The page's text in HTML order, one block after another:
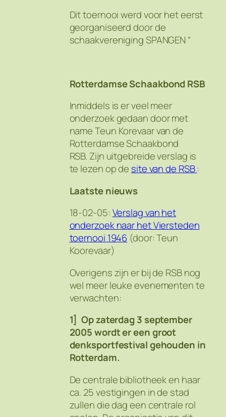
Dit toernooi werd voor het eerst
georganiseerd door de
schaakvereniging SPANGEN “
Rotterdamse Schaakbond RSB
Inmiddels is er veel meer
onderzoek gedaan door met
name Teun Korevaar van de
Rotterdamse Schaakbond
RSB. Zijn uitgebreide verslag is
te lezen op de site van de RSB:
Laatste nieuws
18-02-05:Verslag van het
onderzoek naar het Viersteden
toernooi 1946 (door: Teun
Koorevaar)
Overigens zijn er bij de RSB nog
wel meer leuke evenementen te
verwachten:
1] Op zaterdag 3 september
2005 wordt er een groot
denksportfestival gehouden in
Rotterdam.
De centrale bibliotheek en haar
ca. 25 vestigingen in de stad
zullen die dag een centrale rol